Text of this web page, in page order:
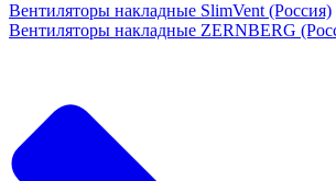
Вентиляторы накладные SlimVent (Россия)
Вентиляторы накладные ZERNBERG